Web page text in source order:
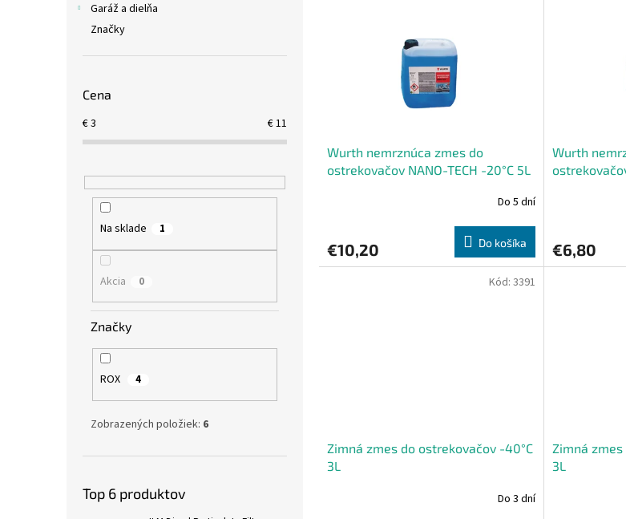
Garáž a dielňa
Značky
Cena
€3 €11
Na sklade 1
Akcia 0
Značky
ROX 4
Zobrazených položiek: 6
Top 6 produktov
Wurth nemrznúca zmes do
ostrekovačov NANO-TECH -20°C 5L
Do 5 dní
€10,20 Do košíka
Wurth
€6,80
Zimná zmes do ostrekovačov -40°C
3L
Do 3 dní
Kód: 3391
Zimná
3L